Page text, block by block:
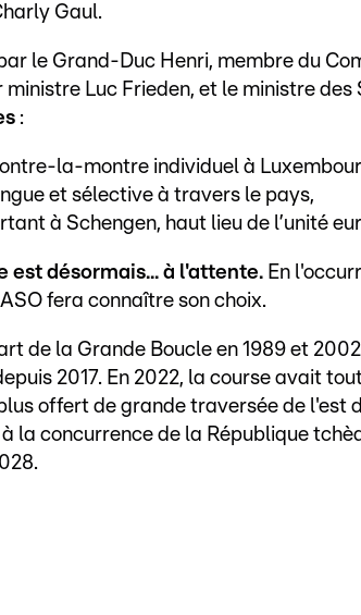
Gaul.
le Grand-Duc Henri, membre du
Luc Frieden, et le ministre des
:
la-montre individuel à
et sélective à travers le pays,
à Schengen, haut lieu de l’unité
est désormais... à l'attente. En
fera connaître son choix.
de la Grande Boucle en 1989 et
2017. En 2022, la course avait
offert de grande traversée de l'est
la concurrence de la République